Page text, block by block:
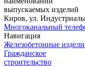
выпускаемых изделий
Киров, ул.
Многоканальный
Навигация
Железобетонные
Гражданское
строительство